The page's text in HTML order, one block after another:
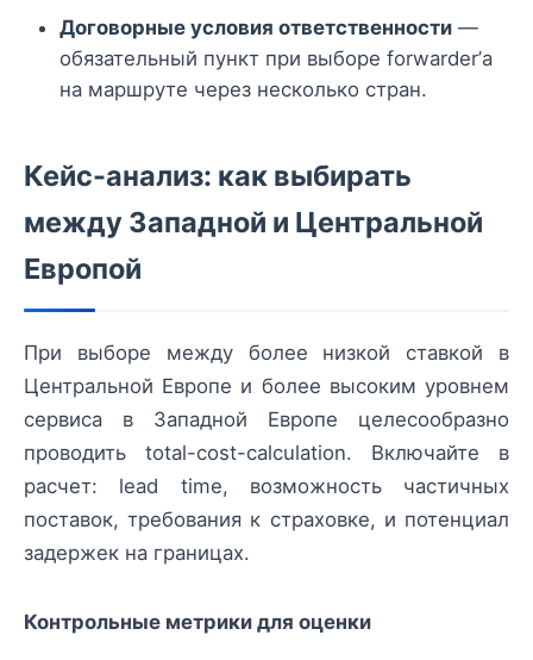
Договорные условия ответственности —
обязательный пункт при выборе forwarder’а
на маршруте через несколько стран.
Кейс-анализ: как выбирать
между Западной и Центральной
Европой
При выборе между более низкой ставкой в
Центральной Европе и более высоким уровнем
сервиса в Западной Европе целесообразно
проводить total-cost-calculation. Включайте в
расчет: lead time, возможность частичных
поставок, требования к страховке, и потенциал
задержек на границах.
Контрольные метрики для оценки